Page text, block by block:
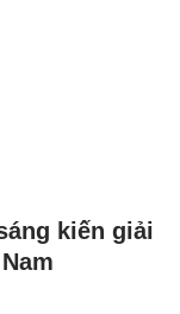
kiến giải